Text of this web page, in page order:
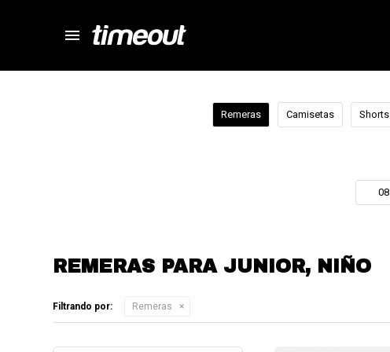
menu
Remeras Camisetas Shorts
08
REMERAS PARA JUNIOR, NIÑO
Filtrando por: Remeras
close
store
local_shipping